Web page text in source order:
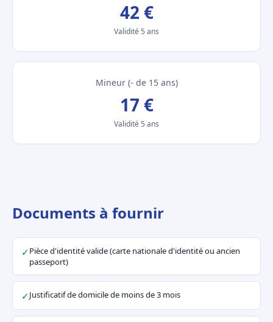
42 €
Validité 5 ans
Mineur (- de 15 ans)
17 €
Validité 5 ans
Documents à fournir
✓ Pièce d'identité valide (carte nationale d'identité ou ancien
passeport)
✓Justificatif de domicile de moins de 3 mois